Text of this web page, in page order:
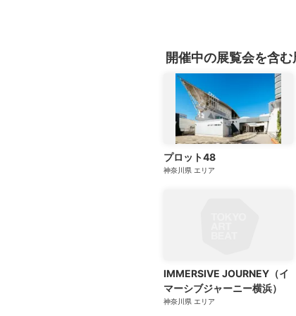
開催中の展覧会を含
プロット48
神奈川県 エリア
IMMERSIVE JOURNEY（イ
マーシブジャーニー横浜）
神奈川県 エリア